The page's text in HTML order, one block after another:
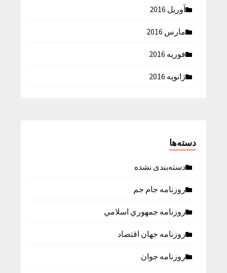
آوریل 2016
مارس 2016
فوریه 2016
ژانویه 2016
دسته‌ها
دسته‌بندی نشده
روزنامه جام جم
روزنامه جمهوري اسلامي
روزنامه جهان اقتصاد
روزنامه جوان